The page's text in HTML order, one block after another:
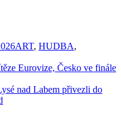
Rubriky:
ART, HUDBA,
Eurovize, Česko ve finále
nad Labem přivezli do